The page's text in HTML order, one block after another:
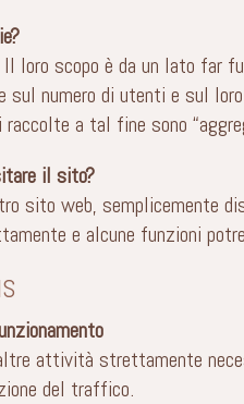
loro scopo è da un lato far
numero di utenti e sul
a tal fine sono
il sito?
sito web, semplicemente
e alcune funzioni
attività strettamente
del traffico.